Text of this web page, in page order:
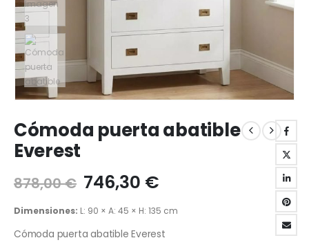
Cómoda puerta abatible
Everest
878,00€ El
original
era:
746,30 €
actual
es:
Dimensiones: L: 90 × A: 45 × H: 135 cm
Cómoda puerta abatible Everest